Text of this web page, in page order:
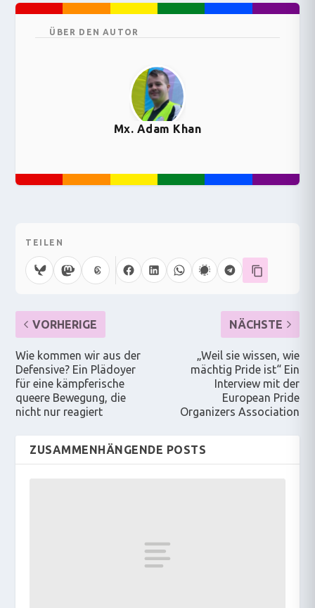
ÜBER DEN AUTOR
Mx. Adam Khan
TEILEN
VORHERIGE
Wie kommen wir aus der
Defensive? Ein Plädoyer
für eine kämpferische
queere Bewegung, die
nicht nur reagiert
NÄCHSTE
„Weil sie wissen, wie
mächtig Pride ist“ Ein
Interview mit der
European Pride
Organizers Association
ZUSAMMENHÄNGENDE POSTS